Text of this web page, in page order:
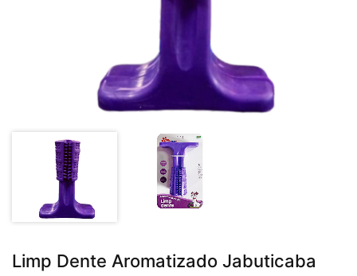
Limp Dente Aromatizado Jabuticaba